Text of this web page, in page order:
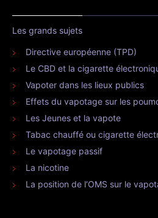
Les grands sujets
Directive européenne (TPD)
Le CBD et la cigarette
Vapoter dans les lieux publics
Effets du vapotage sur les
Les Jeunes et la vapote
Tabac chauffé ou cigarette
Le vapotage passif
La nicotine
La position de l’OMS sur le